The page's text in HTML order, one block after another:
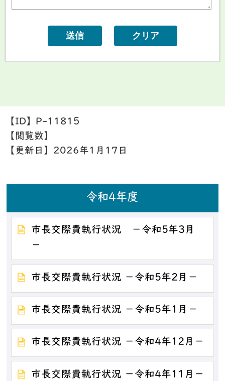
【ID】 P-11815
【閲覧数】
【更新日】 2026年1月17日
令和4年度
市長交際費執行状況 －令和5年3月
－
市長交際費執行状況 －令和5年2月－
市長交際費執行状況 －令和5年1月－
市長交際費執行状況 －令和4年12月－
市長交際費執行状況 －令和4年11月－